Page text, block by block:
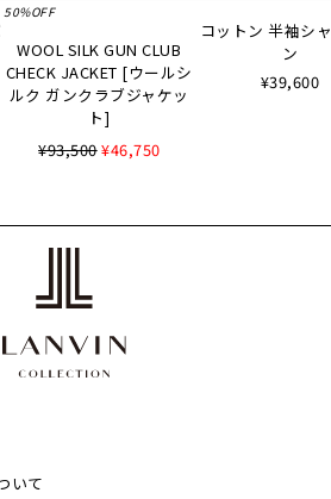
50%OFF
WOOL SILK GUN CLUB
CHECK JACKET [ウールシ
ルク ガンクラブジャケッ
ト]
¥93,500¥46,750
コットン 半袖シ
ン
¥39,600
いて